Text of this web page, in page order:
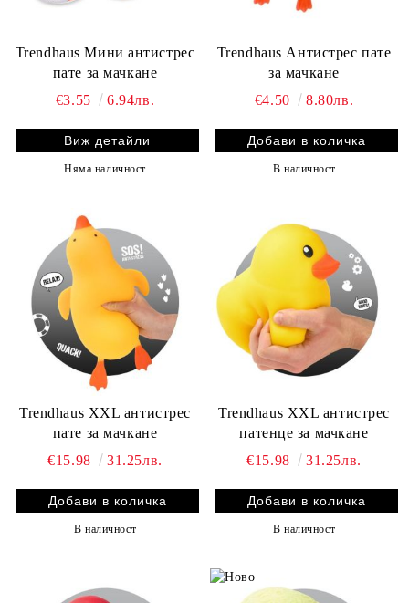
Trendhaus Мини антистрес
пате за мачкане
€3.55
6.94лв.
Виж детайли
Няма наличност
Trendhaus Антистрес пате
за мачкане
€4.50
8.80лв.
В наличност
Trendhaus XXL антистрес
пате за мачкане
€15.98
31.25лв.
В наличност
Trendhaus XXL антистрес
патенце за мачкане
€15.98
31.25лв.
В наличност